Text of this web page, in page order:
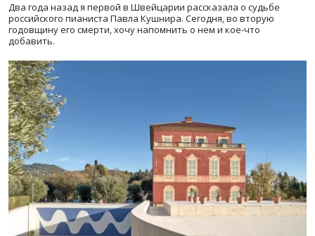
Два года назад я первой в Швейцарии рассказала о судьбе
российского пианиста Павла Кушнира. Сегодня, во вторую
годовщину его смерти, хочу напомнить о нем и кое-что
добавить.